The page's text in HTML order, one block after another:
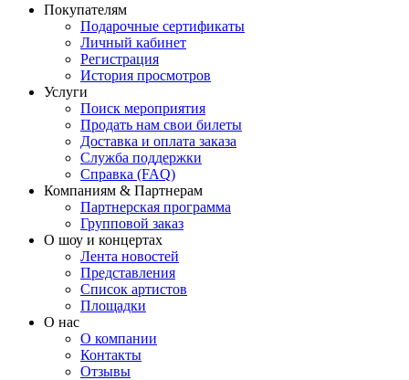
Покупателям
Подарочные сертификаты
Личный кабинет
Регистрация
История просмотров
Услуги
Поиск мероприятия
Продать нам свои билеты
Доставка и оплата заказа
Служба поддержки
Справка (FAQ)
Компаниям & Партнерам
Партнерская программа
Групповой заказ
О шоу и концертах
Лента новостей
Представления
Список артистов
Площадки
О нас
О компании
Контакты
Отзывы